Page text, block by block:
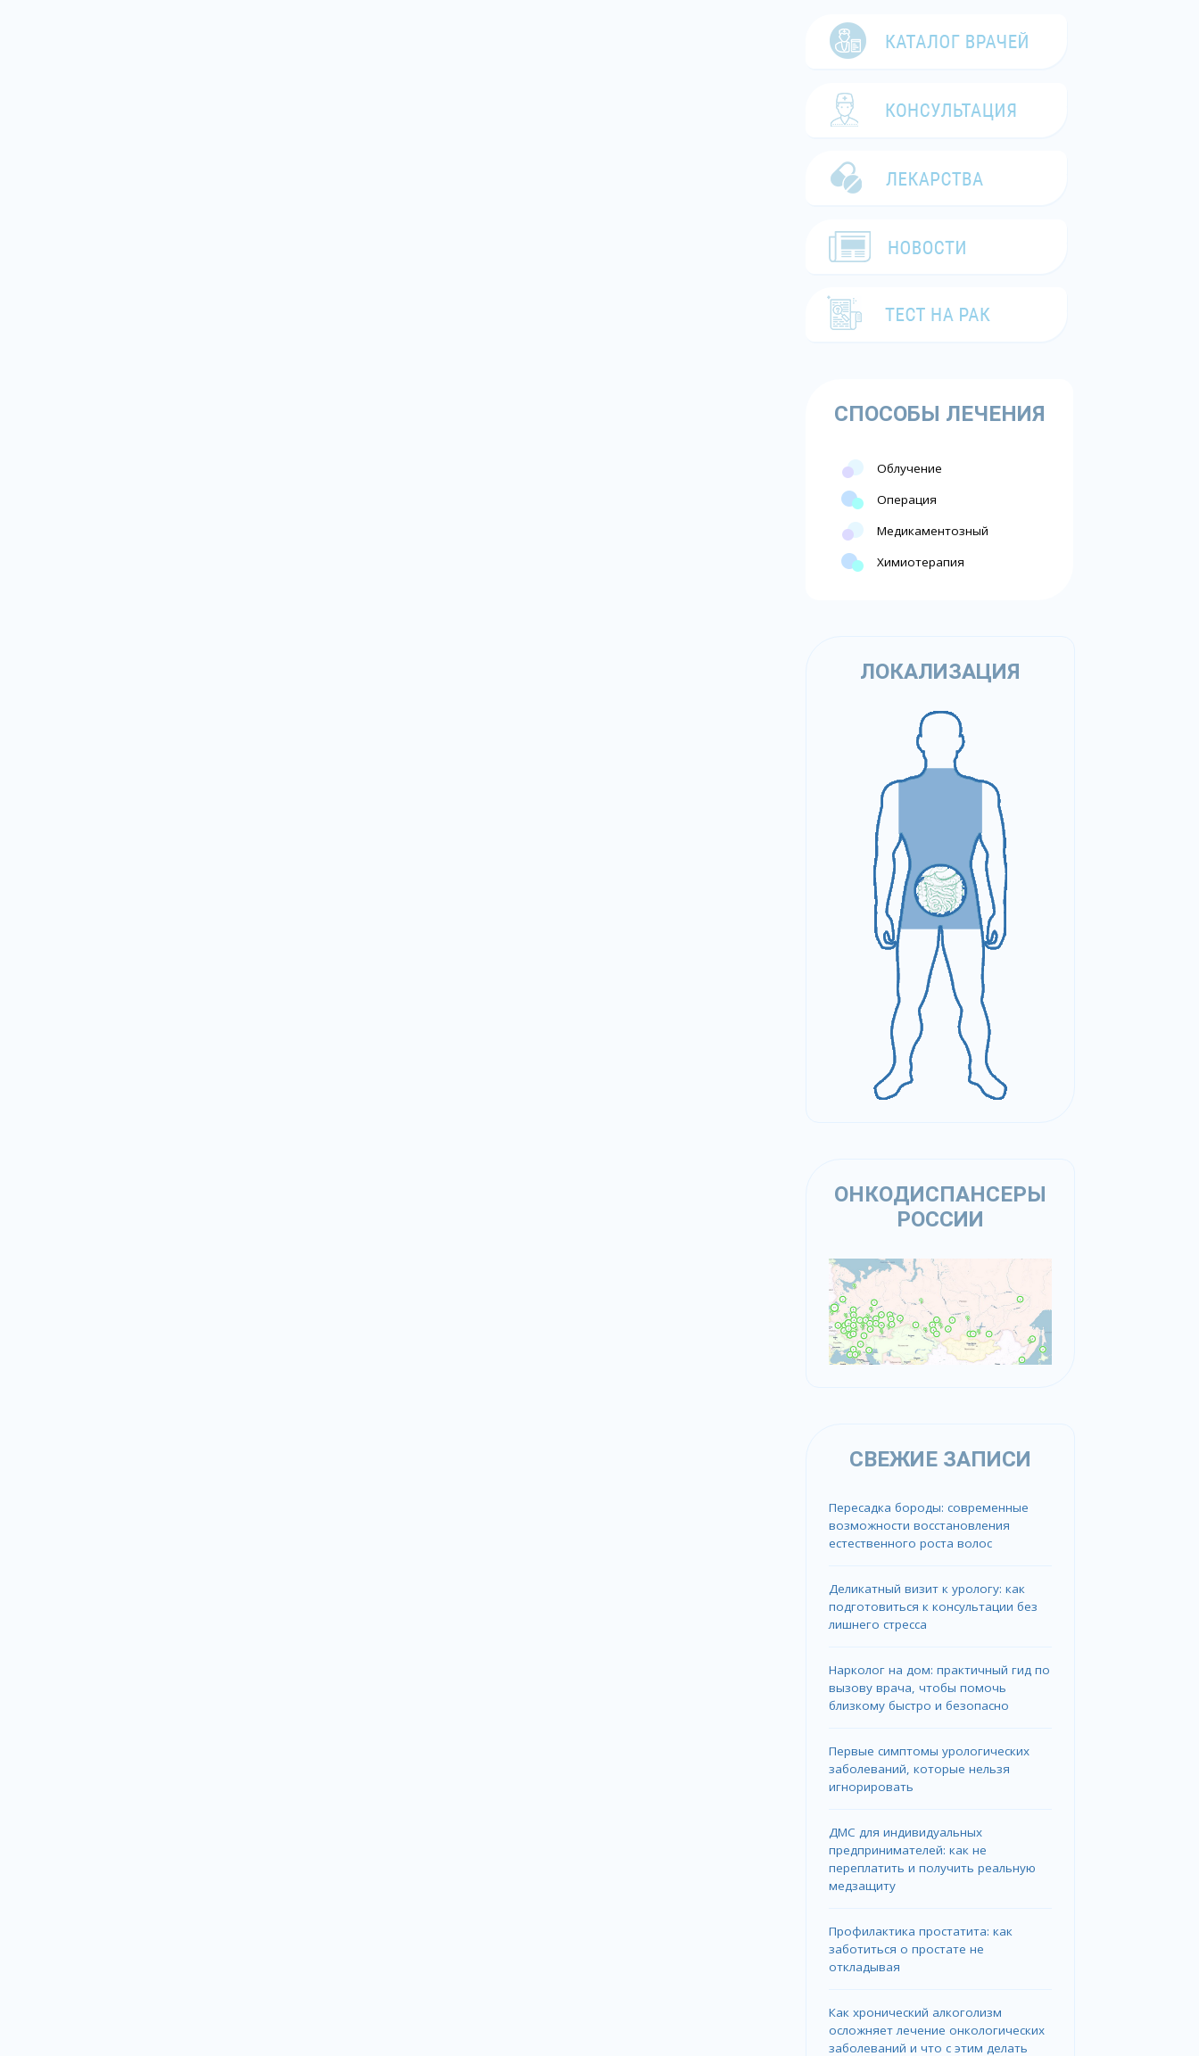
СПОСОБЫ ЛЕЧЕНИЯ
Облучение
Операция
Медикаментозный
Химиотерапия
ЛОКАЛИЗАЦИЯ
ОНКОДИСПАНСЕРЫ
РОССИИ
СВЕЖИЕ ЗАПИСИ
Пересадка бороды: современные
возможности восстановления
естественного роста волос
Деликатный визит к урологу: как
подготовиться к консультации без
лишнего стресса
Нарколог на дом: практичный гид по
вызову врача, чтобы помочь
близкому быстро и безопасно
Первые симптомы урологических
заболеваний, которые нельзя
игнорировать
ДМС для индивидуальных
предпринимателей: как не
переплатить и получить реальную
медзащиту
Профилактика простатита: как
заботиться о простате не
откладывая
Как хронический алкоголизм
осложняет лечение онкологических
заболеваний и что с этим делать